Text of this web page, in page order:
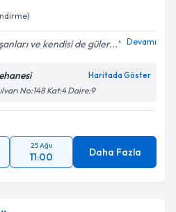
ve kendisi de güler... Devamı
Haritada Göster
No:148 Kat:4 Daire:9
25 Ağu
11:00 Daha Fazla